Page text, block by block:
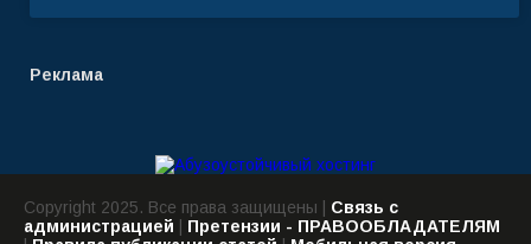
Реклама
Copyright 2025. Все права защищены | Связь с
администрацией
Претензии - ПРАВООБЛАДАТЕЛЯМ